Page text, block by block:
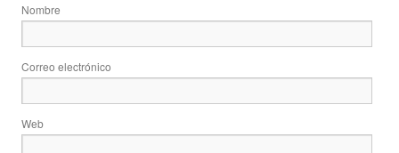
Nombre
Correo electrónico
Web